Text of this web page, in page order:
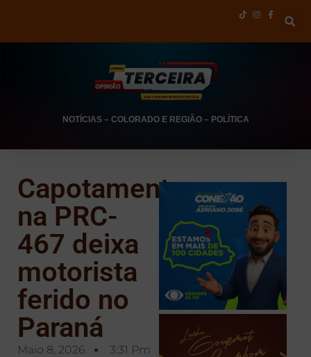
NOTÍCIAS– COLORADO E REGIÃO– POLÍTICA
Capotamento
na PRC-
467 deixa
motorista
ferido no
Paraná
Maio 8, 2026 3:31 Pm